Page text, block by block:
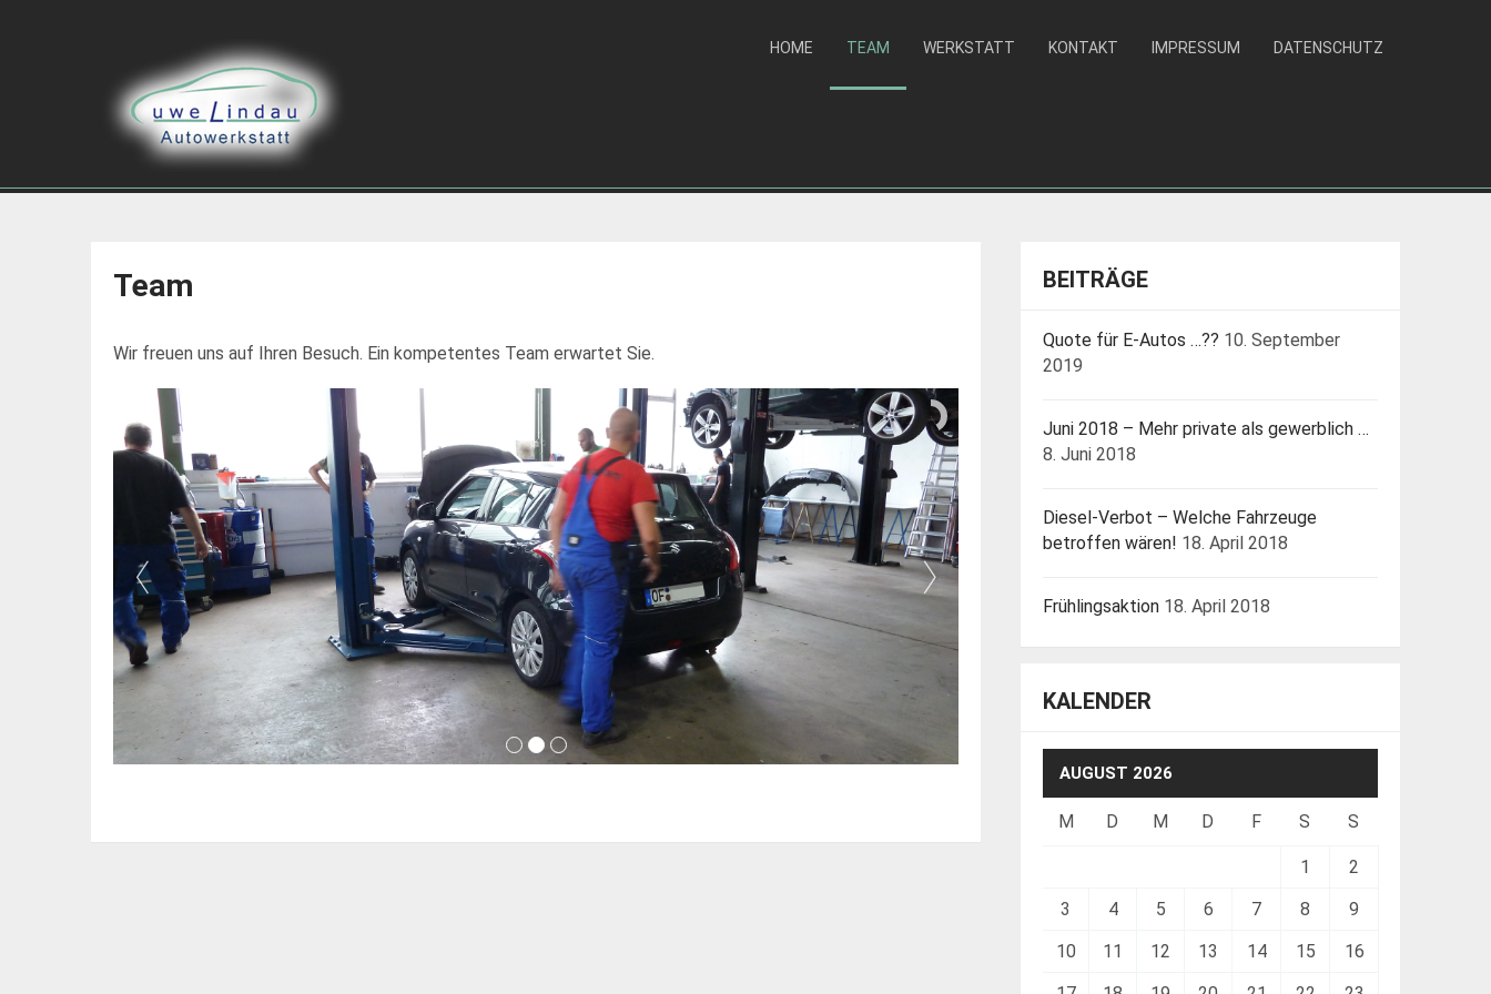
HOME TEAM WERKSTATT KONTAKT IMPRESSUM DATENSCHUTZ
Team
Wir freuen uns auf Ihren Besuch. Ein kompetentes Team erwartet Sie.
BEITRÄGE
Quote für E-Autos …?? 10. September
2019
Juni 2018 – Mehr private als gewerblich …
8. Juni 2018
Diesel-Verbot – Welche Fahrzeuge
betroffen wären! 18. April 2018
Frühlingsaktion 18. April 2018
KALENDER
AUGUST 2026
M D M D F S S
1
2
3
4 5 6 7 8
9
10
11 12 13 14 15
16